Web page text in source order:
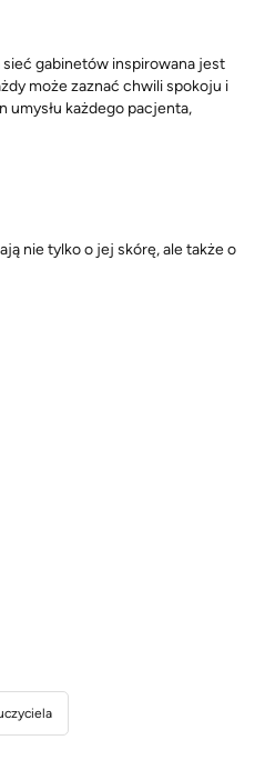
sieć gabinetów inspirowana jest
może zaznać chwili spokoju i
umysłu każdego pacjenta,
nie tylko o jej skórę, ale także o